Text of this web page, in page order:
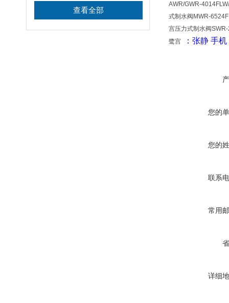
查看全部
AWR/GWR-
式制水阀MWR-
宫压力式制水阀
鹭宫
：张静 手机
您的
您的
联系
常用
详细